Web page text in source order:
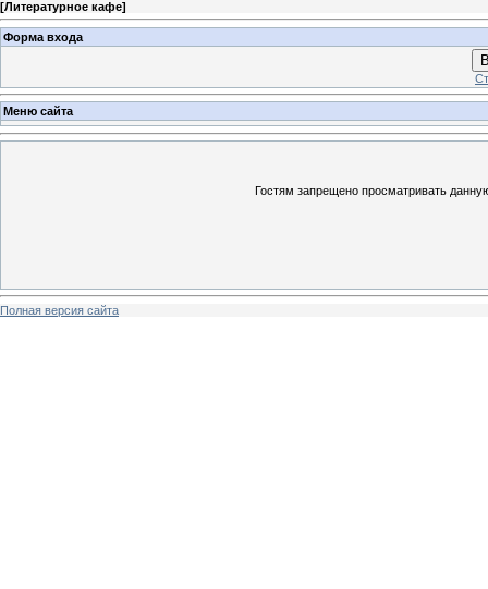
[Литературное кафе]
Форма входа
Меню сайта
Гостям запрещено просматривать
Полная версия сайта